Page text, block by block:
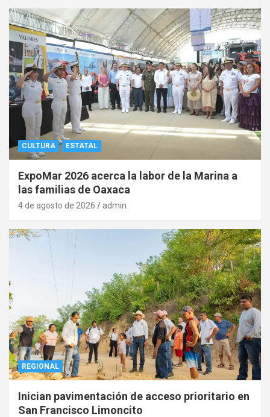
CULTURA ESTATAL
ExpoMar 2026 acerca la labor de la Marina a
las familias de Oaxaca
4 de agosto de 2026 admin
REGIONAL
Inician pavimentación de acceso prioritario en
San Francisco Limoncito